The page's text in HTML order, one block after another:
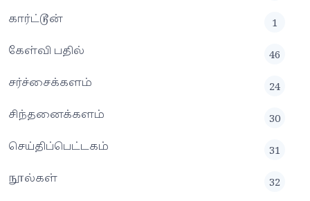
கார்ட்டூன்
1
கேள்வி பதில்
46
சர்ச்சைக்களம்
24
சிந்தனைக்களம்
30
செய்திப்பெட்டகம்
31
நூல்கள்
32